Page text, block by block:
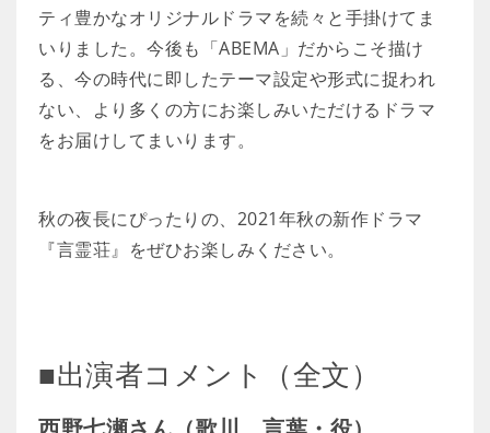
ティ豊かなオリジナルドラマを続々と手掛けてま
いりました。今後も「ABEMA」だからこそ描け
る、今の時代に即したテーマ設定や形式に捉われ
ない、より多くの方にお楽しみいただけるドラマ
をお届けしてまいります。
秋の夜長にぴったりの、2021年秋の新作ドラマ
『言霊荘』をぜひお楽しみください。
■出演者コメント（全文）